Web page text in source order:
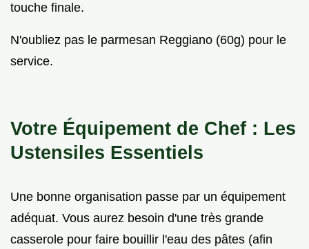
touche finale.
N'oubliez pas le parmesan Reggiano (60g) pour le
service.
Votre Équipement de Chef : Les
Ustensiles Essentiels
Une bonne organisation passe par un équipement
adéquat. Vous aurez besoin d'une très grande
casserole pour faire bouillir l'eau des pâtes (afin